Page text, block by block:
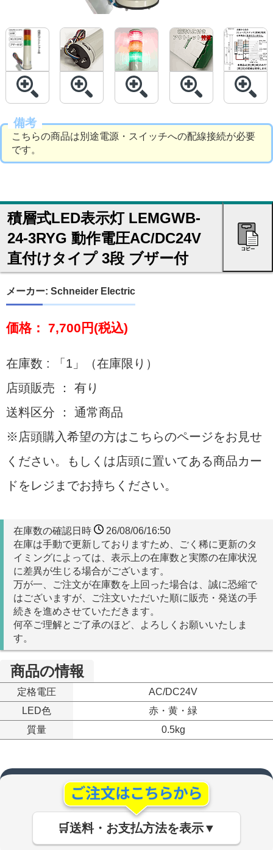
備考
こちらの商品は別途電源・スイッチへの配線接続が必要
です。
積層式LED表示灯 LEMGWB-
24-3RYG 動作電圧AC/DC24V
直付けタイプ 3段 ブザー付
メーカー: Schneider Electric
価格： 7,700円(税込)
在庫数 : 「1」（在庫限り）
店頭販売 ： 有り
送料区分 ： 通常商品
※店頭購入希望の方はこちらのページをお見せ
ください。もしくは店頭に置いてある商品カー
ドをレジまでお持ちください。
在庫数の確認日時
26/08/06/16:50
在庫は手動で更新しておりますため、ごく稀に更新のタ
イミングによっては、表示上の在庫数と実際の在庫状況
に差異が生じる場合がございます。
万が一、ご注文が在庫数を上回った場合は、誠に恐縮で
はございますが、ご注文いただいた順に販売・発送の手
続きを進めさせていただきます。
何卒ご理解とご了承のほど、よろしくお願いいたしま
す。
商品の情報
定格電圧
AC/DC24V
LED色
赤・黄・緑
質量
0.5kg
🛒送料・お支払方法